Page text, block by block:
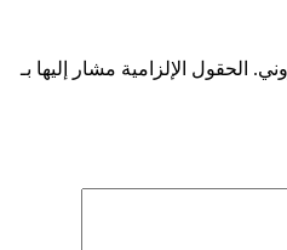
الحقول الإلزامية مشار إليها بـ